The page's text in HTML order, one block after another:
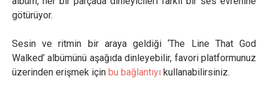
götürüyor.
Sesin ve ritmin bir araya geldiği ‘The Line That God
Walked’ albümünü aşağıda dinleyebilir, favori platformunuz
üzerinden erişmek için bu bağlantıyı kullanabilirsiniz.